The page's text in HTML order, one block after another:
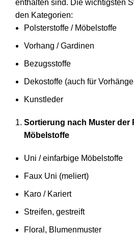
enthalten sind. Die wichtigsten
den Kategorien:
Polsterstoffe / Möbelstoffe
Vorhang / Gardinen
Bezugsstoffe
Dekostoffe (auch für
Kunstleder
Sortierung nach Muster der
Möbelstoffe
Uni / einfarbige Möbelstoffe
Faux Uni (meliert)
Karo / Kariert
Streifen, gestreift
Floral, Blumenmuster